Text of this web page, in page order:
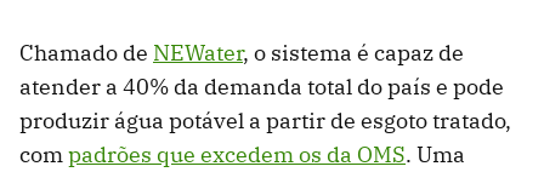
Chamado de NEWater, o sistema é capaz de
atender a 40% da demanda total do país e pode
produzir água potável a partir de esgoto tratado,
compadrões que excedem os da OMS. Uma